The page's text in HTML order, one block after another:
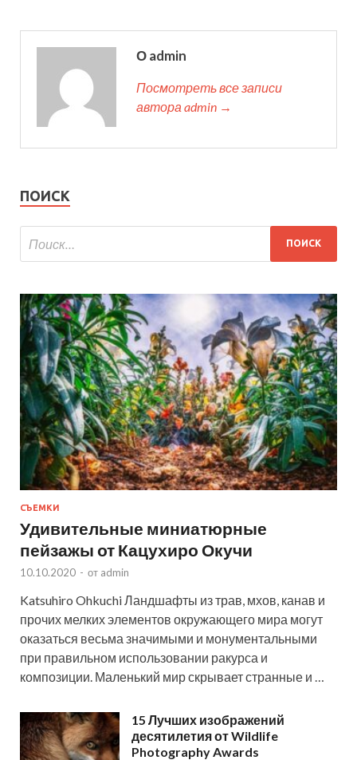
О admin
Посмотреть все записи
автора admin →
ПОИСК
СЪЕМКИ
Удивительные миниатюрные
пейзажы от Кацухиро Окучи
10.10.2020 - от admin
Katsuhiro Ohkuchi Ландшафты из трав, мхов, канав и
прочих мелких элементов окружающего мира могут
оказаться весьма значимыми и монументальными
при правильном использовании ракурса и
композиции. Маленький мир скрывает странные и …
15 Лучших изображений
десятилетия от Wildlife
Photography Awards